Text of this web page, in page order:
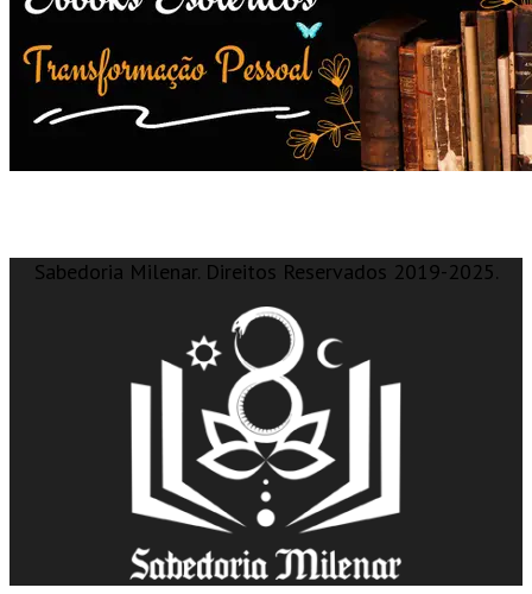
Sabedoria Milenar. Direitos Reservados 2019-2025.